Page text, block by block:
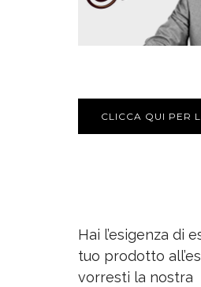
CLICCA QUI PER
Hai l’esigenza di
tuo prodotto
vorresti la nostra